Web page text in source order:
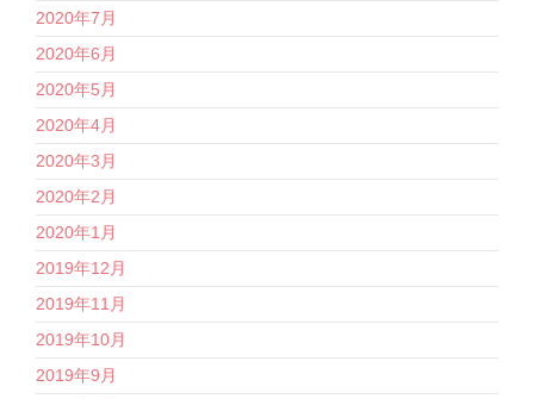
2020年7月
2020年6月
2020年5月
2020年4月
2020年3月
2020年2月
2020年1月
2019年12月
2019年11月
2019年10月
2019年9月